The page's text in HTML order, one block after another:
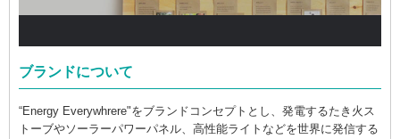
ブランドについて
“Energy Everywhrere"をブランドコンセプトとし、発電するたき火ス
トーブやソーラーパワーパネル、高性能ライトなどを世界に発信する